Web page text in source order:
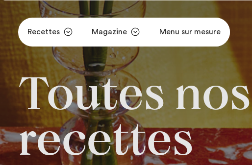
Aller au contenu principal
Recettes Magazine Menu sur mesure
Toutes nos
recettes